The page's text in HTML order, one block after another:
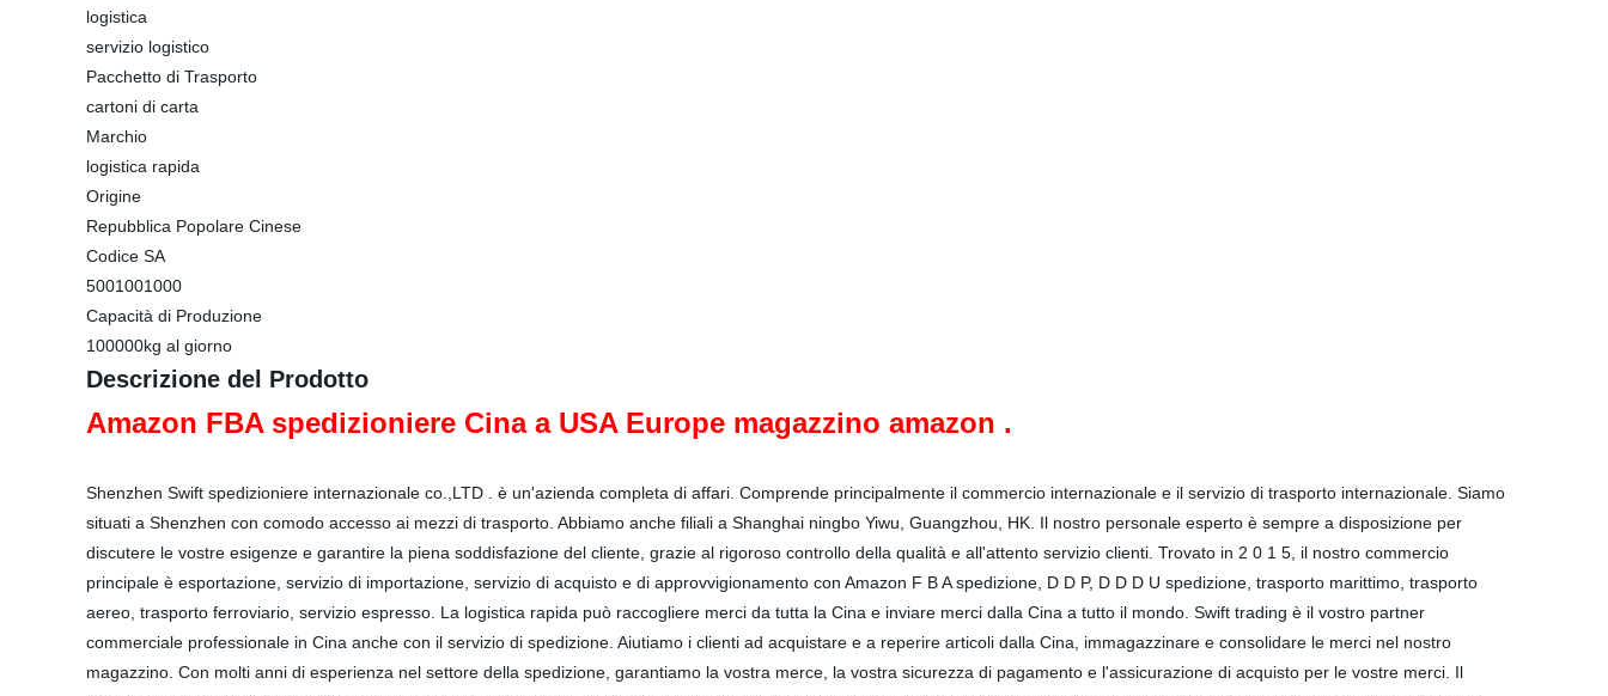
logistica
servizio logistico
Pacchetto di Trasporto
cartoni di carta
Marchio
logistica rapida
Origine
Repubblica Popolare Cinese
Codice SA
5001001000
Capacità di Produzione
100000kg al giorno
Descrizione del Prodotto
Amazon FBA spedizioniere Cina a USA Europe magazzino amazon .
Shenzhen Swift spedizioniere internazionale co.,LTD . è un'azienda completa di affari. Comprende principalmente il commercio internazionale e il servizio di trasporto internazionale. Siamo
situati a Shenzhen con comodo accesso ai mezzi di trasporto. Abbiamo anche filiali a Shanghai ningbo Yiwu, Guangzhou, HK. Il nostro personale esperto è sempre a disposizione per
discutere le vostre esigenze e garantire la piena soddisfazione del cliente, grazie al rigoroso controllo della qualità e all'attento servizio clienti. Trovato in 2 0 1 5, il nostro commercio
principale è esportazione, servizio di importazione, servizio di acquisto e di approvvigionamento con Amazon F B A spedizione, D D P, D D D U spedizione, trasporto marittimo, trasporto
aereo, trasporto ferroviario, servizio espresso. La logistica rapida può raccogliere merci da tutta la Cina e inviare merci dalla Cina a tutto il mondo. Swift trading è il vostro partner
commerciale professionale in Cina anche con il servizio di spedizione. Aiutiamo i clienti ad acquistare e a reperire articoli dalla Cina, immagazzinare e consolidare le merci nel nostro
magazzino. Con molti anni di esperienza nel settore della spedizione, garantiamo la vostra merce, la vostra sicurezza di pagamento e l'assicurazione di acquisto per le vostre merci. Il